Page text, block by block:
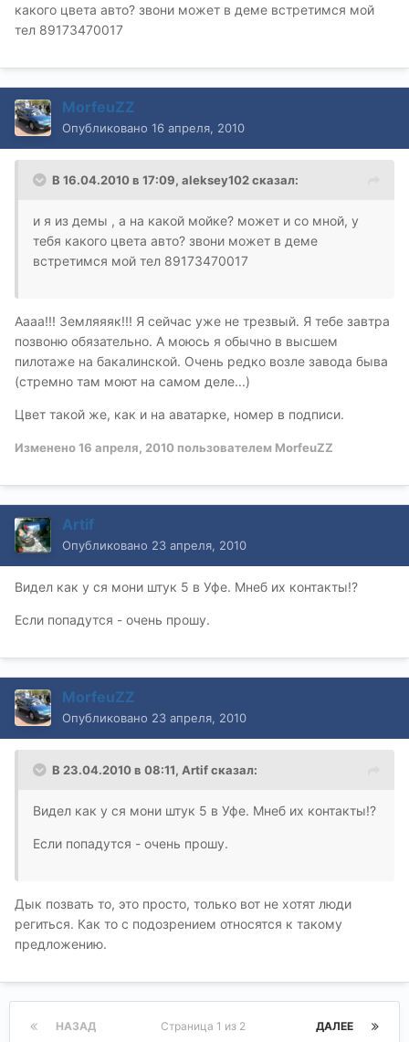
какого цвета авто? звони может в деме встретимся мой
тел 89173470017
MorfeuZZ
Опубликовано 16 апреля, 2010
В 16.04.2010 в 17:09, aleksey102 сказал:
и я из демы , а на какой мойке? может и со мной, у
тебя какого цвета авто? звони может в деме
встретимся мой тел 89173470017
Аааа!!! Земляяяк!!! Я сейчас уже не трезвый. Я тебе завтра
позвоню обязательно. А моюсь я обычно в высшем
пилотаже на бакалинской. Очень редко возле завода быва
(стремно там моют на самом деле...)
Цвет такой же, как и на аватарке, номер в подписи.
Изменено16 апреля, 2010 пользователем MorfeuZZ
Artif
Опубликовано 23 апреля, 2010
Видел как у ся мони штук 5 в Уфе. Мнеб их контакты!?
Если попадутся - очень прошу.
MorfeuZZ
Опубликовано 23 апреля, 2010
В 23.04.2010 в 08:11, Artif сказал:
Видел как у ся мони штук 5 в Уфе. Мнеб их контакты!?
Если попадутся - очень прошу.
Дык позвать то, это просто, только вот не хотят люди
региться. Как то с подозрением относятся к такому
предложению.
НАЗАД ДАЛЕЕ
Страница 1 из 2